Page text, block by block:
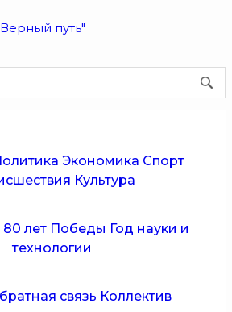
Экономика Спорт
Культура
80 лет Победы Год науки и
технологии
связь Коллектив